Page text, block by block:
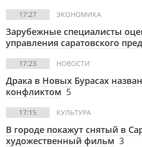
17:27 ЭКОНОМИКА
Зарубежные специалисты
управления саратовского
17:23 НОВОСТИ
Драка в Новых Бурасах
конфликтом 5
17:15 КУЛЬТУРА
В городе покажут снятый в
художественный фильм 3